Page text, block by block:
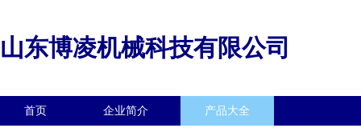
山东博凌机械科技有限公司
首页 企业简介 产品大全